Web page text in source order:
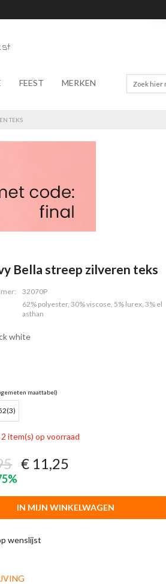
FEEST MERKEN
TEKS
Bella streep zilveren teks
32070P
62% polyester, 30% viscose, 5% lurex, 3% el
asthan
white
maattabel)
item(s) op voorraad
€ 11,25
IN MIJN WINKELWAGEN
wenslijst